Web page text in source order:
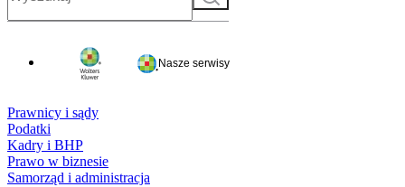
Nasze serwisy
Prawnicy i sądy
Podatki
Kadry i BHP
Prawo w biznesie
Samorząd i administracja